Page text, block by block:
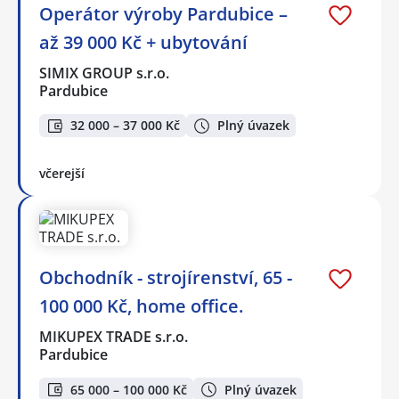
Operátor výroby Pardubice –
až 39 000 Kč + ubytování
SIMIX GROUP s.r.o.
Pardubice
32 000 – 37 000 Kč Plný úvazek
včerejší
Obchodník - strojírenství, 65 -
100 000 Kč, home office.
MIKUPEX TRADE s.r.o.
Pardubice
65 000 – 100 000 Kč Plný úvazek